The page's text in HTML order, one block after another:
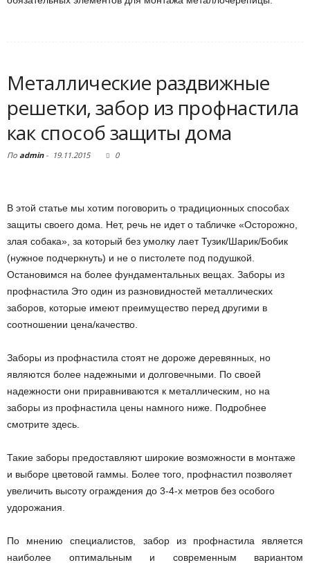
Металлические раздвижные
решетки, забор из профнастила
как способ защиты дома
По admin- 19.11.2015 0
В этой статье мы хотим поговорить о традиционных способах
защиты своего дома. Нет, речь не идет о табличке «Осторожно,
злая собака», за который без умолку лает Тузик/Шарик/Бобик
(нужное подчеркнуть) и не о пистолете под подушкой.
Остановимся на более фундаментальных вещах. Заборы из
профнастила Это один из разновидностей металлических
заборов, которые имеют преимущество перед другими в
соотношении цена/качество.
Заборы из профнастила стоят не дороже деревянных, но
являются более надежными и долговечными. По своей
надежности они приравниваются к металлическим, но на
заборы из профнастила цены намного ниже. Подробнее
смотрите здесь.
Такие заборы предоставляют широкие возможности в монтаже
и выборе цветовой гаммы. Более того, профнастил позволяет
увеличить высоту ограждения до 3-4-х метров без особого
удорожания.
По мнению специалистов, забор из профнастила является
наиболее оптимальным и современным вариантом